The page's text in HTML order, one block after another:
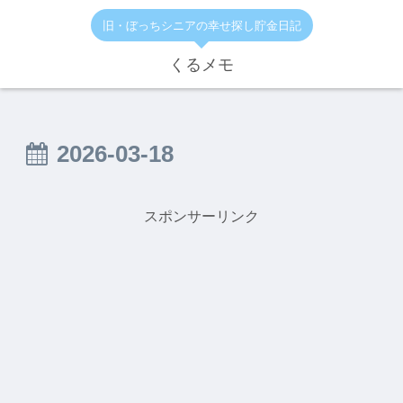
旧・ぼっちシニアの幸せ探し貯金日記
くるメモ
2026-03-18
スポンサーリンク